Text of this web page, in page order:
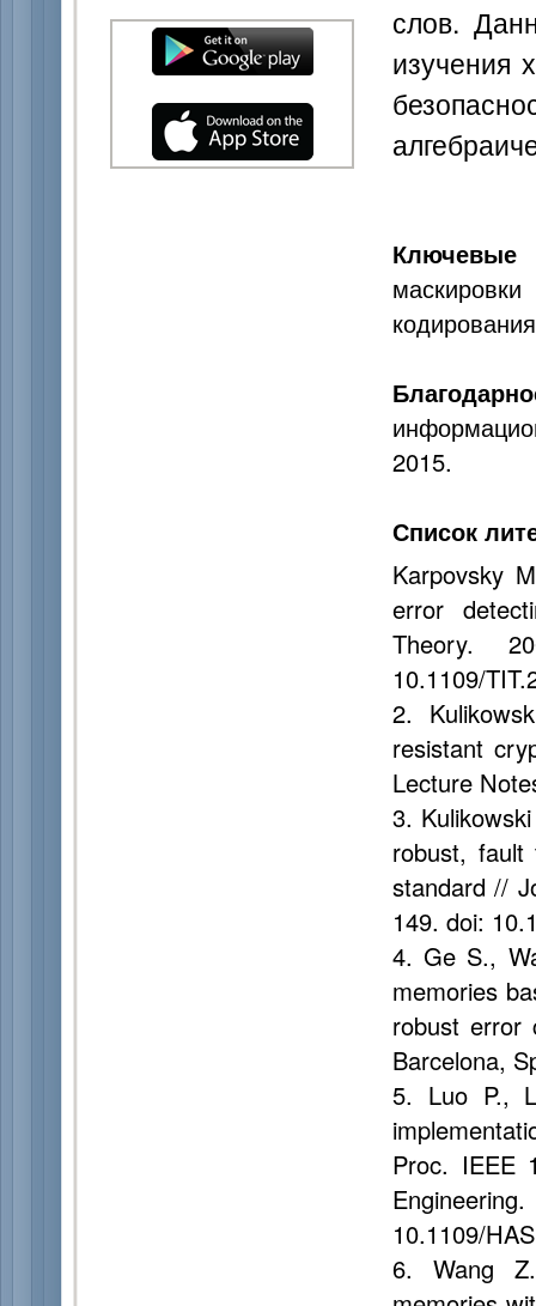
слов.
изучения
Ключевые
2015.
Список
Karpovsky
error
Theory.
10.1109/
2.
resistant
Lecture
3.
robust, fault
standard //
149. doi:
4. Ge S.,
memories
robust error
Barcelona,
5. Luo P.,
Proc. IEEE
10.1109/
6. Wang